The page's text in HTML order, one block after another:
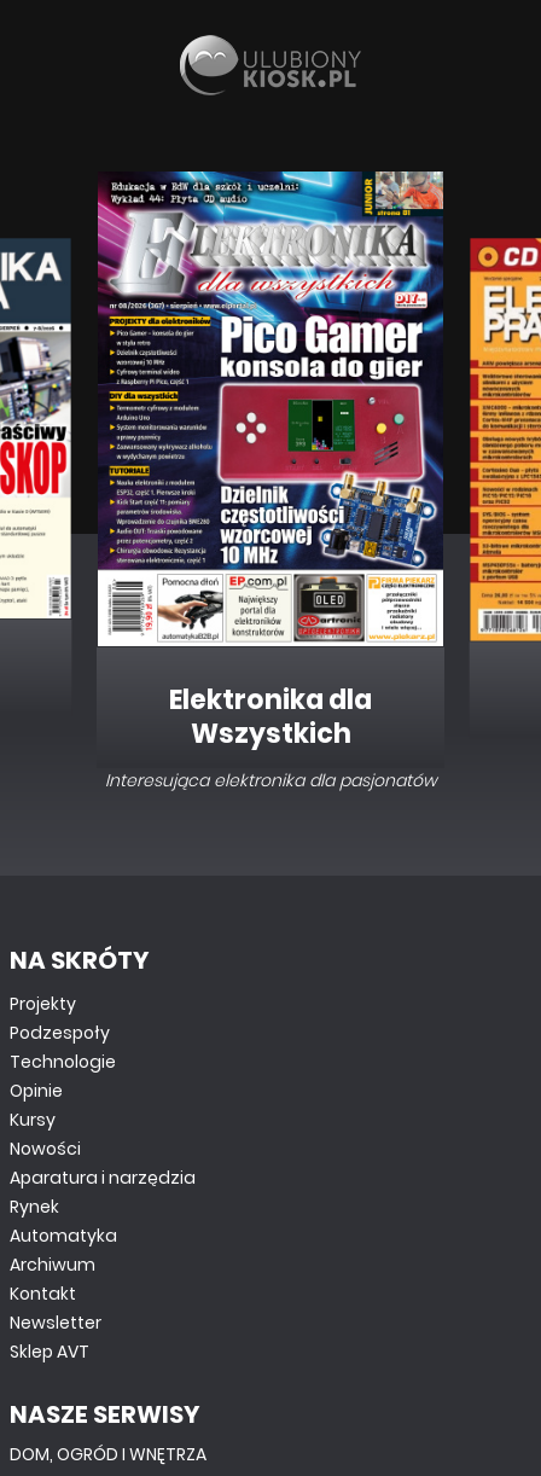
Elektronika dla
Wszystkich
Interesująca elektronika dla pasjonatów
NA SKRÓTY
Projekty
Podzespoły
Technologie
Opinie
Kursy
Nowości
Aparatura i narzędzia
Rynek
Automatyka
Archiwum
Kontakt
Newsletter
Sklep AVT
NASZE SERWISY
DOM, OGRÓD I WNĘTRZA